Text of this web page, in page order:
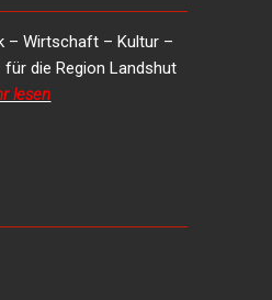
– Wirtschaft – Kultur –
die Region Landshut
lesen